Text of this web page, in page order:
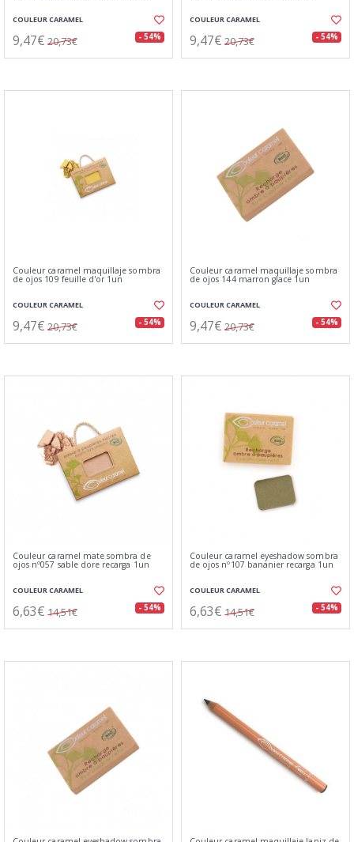
COULEUR CARAMEL
9,47€ 20,73€ - 54%
COULEUR CARAMEL
9,47€ 20,73€ - 54%
Couleur caramel maquillaje sombra
de ojos 109 feuille d'or 1un
COULEUR CARAMEL
9,47€ 20,73€ - 54%
Couleur caramel maquillaje sombra
de ojos 144 marron glace 1un
COULEUR CARAMEL
9,47€ 20,73€ - 54%
Couleur caramel mate sombra de
ojos nº057 sable dore recarga 1un
COULEUR CARAMEL
6,63€ 14,51€ - 54%
Couleur caramel eyeshadow sombra
de ojos nº107 bananier recarga 1un
COULEUR CARAMEL
6,63€ 14,51€ - 54%